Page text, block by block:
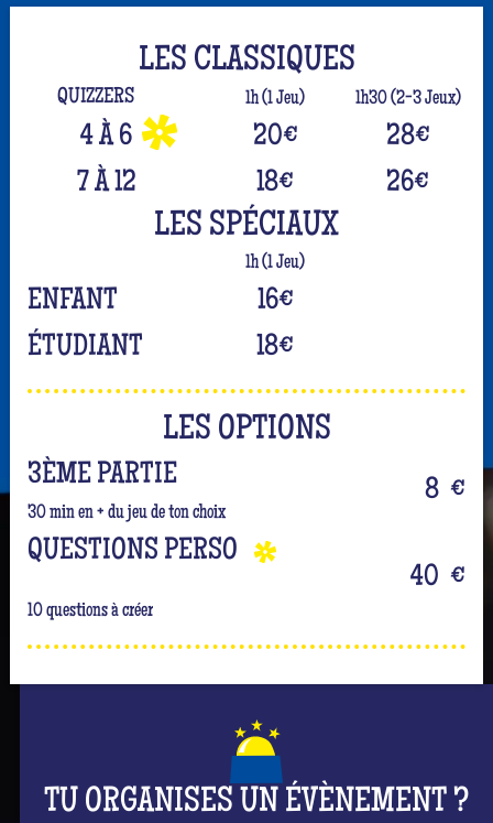
LES CLASSIQUES
QUIZZERS 1h (1 Jeu) 1h30 (2-3 Jeux)
4 À 6 20€ 28€
7 À 12
18€ 26€
LES SPÉCIAUX
1h (1 Jeu)
ENFANT 16€
ÉTUDIANT
18€
LES OPTIONS
3ÈME PARTIE
30 min en + du jeu de ton choix
8 €
QUESTIONS PERSO
10 questions à créer
40 €
TU ORGANISES UN ÉVÈNEMENT ?